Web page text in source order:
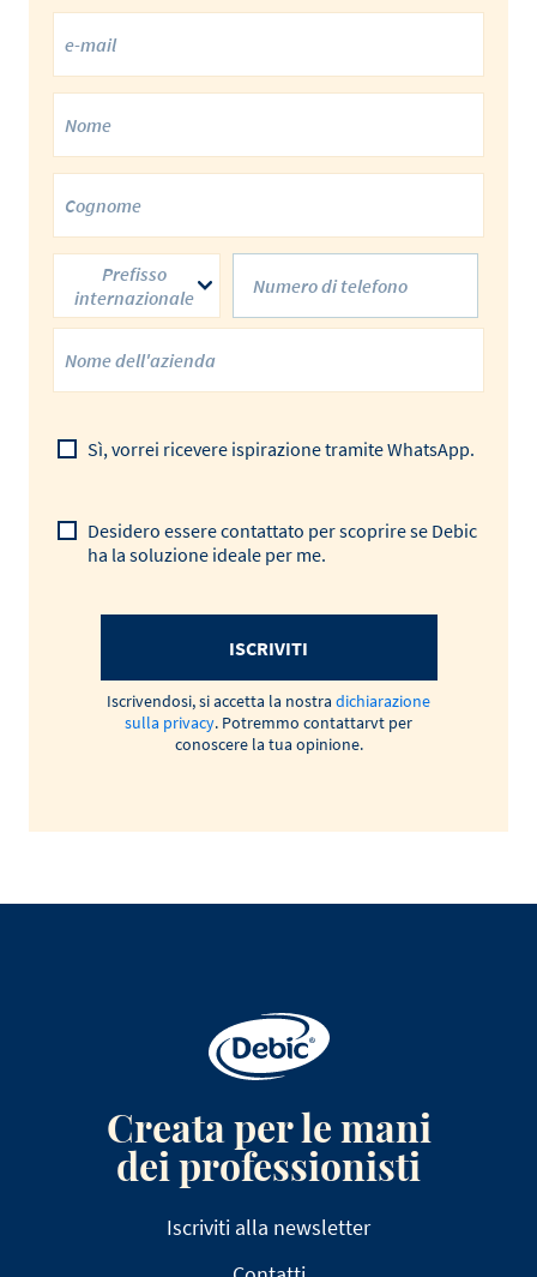
Prefisso
internazionale
Sì, vorrei ricevere ispirazione tramite WhatsApp.
Desidero essere contattato per scoprire se Debic
ha la soluzione ideale per me.
ISCRIVITI
Iscrivendosi, si accetta la nostra dichiarazione
sulla privacy. Potremmo contattarvt per
conoscere la tua opinione.
Creata per le mani
dei professionisti
Iscriviti alla newsletter